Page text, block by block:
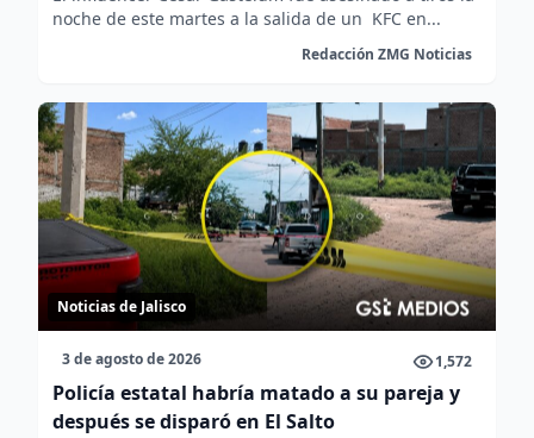
noche de este martes a la salida de un KFC en...
Redacción ZMG Noticias
Noticias de Jalisco
3 de agosto de 2026 1,572
Policía estatal habría matado a su pareja y
después se disparó en El Salto